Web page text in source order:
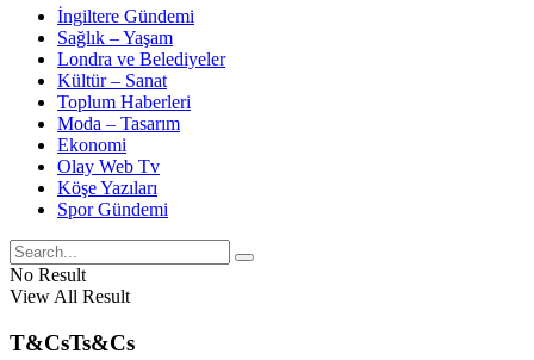
İngiltere Gündemi
Sağlık – Yaşam
Londra ve Belediyeler
Kültür – Sanat
Toplum Haberleri
Moda – Tasarım
Ekonomi
Olay Web Tv
Köşe Yazıları
Spor Gündemi
No Result
View All Result
T&CsTs&Cs